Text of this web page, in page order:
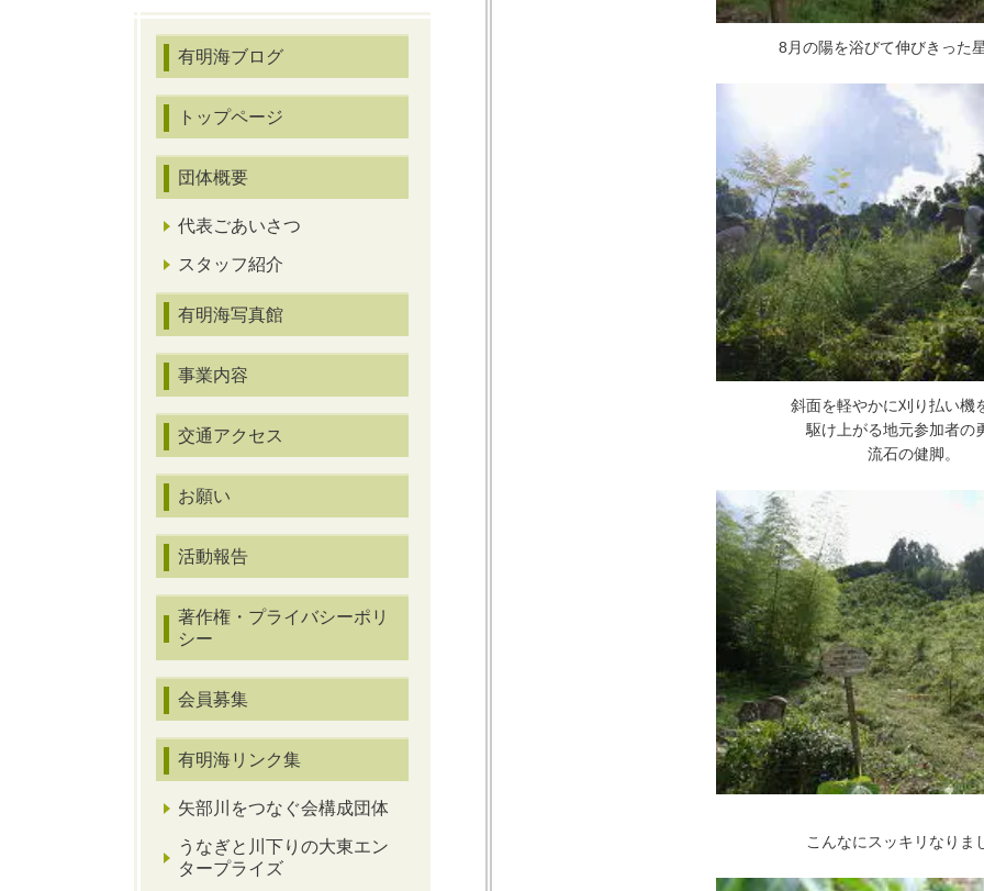
8月の陽を浴びて伸びきった
斜面を軽やかに刈り払い機
駆け上がる地元参加者の
流石の健脚。
こんなにスッキリなりま
有明海ブログ
トップページ
団体概要
代表ごあいさつ
スタッフ紹介
有明海写真館
事業内容
交通アクセス
お願い
活動報告
著作権・プライバシーポリ
シー
会員募集
有明海リンク集
矢部川をつなぐ会構成団体
うなぎと川下りの大東エン
タープライズ